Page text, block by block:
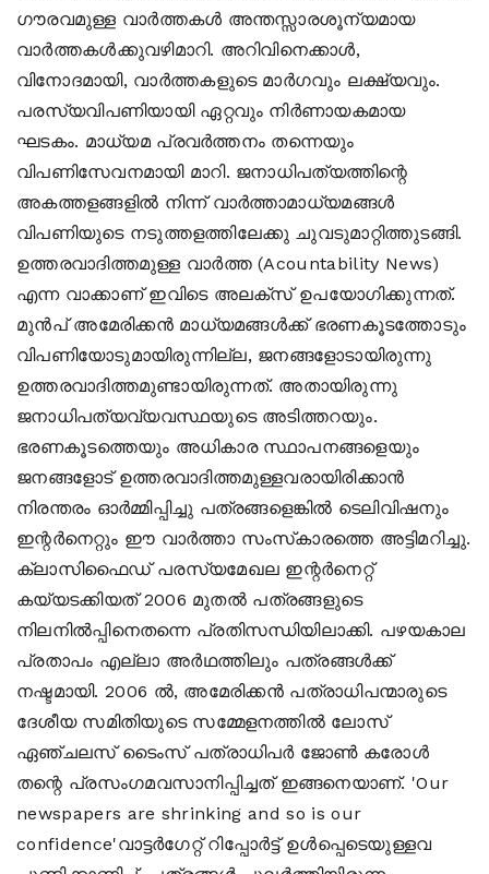
ഗൗരവമുള്ള വാര്‍ത്തകള്‍ അന്തസ്സാരശൂന്യമായ
വാര്‍ത്തകള്‍ക്കുവഴിമാറി. അറിവിനെക്കാള്‍,
വിനോദമായി, വാര്‍ത്തകളുടെ മാര്‍ഗവും ലക്ഷ്യവും.
പരസ്യവിപണിയായി ഏറ്റവും നിര്‍ണായകമായ
ഘടകം. മാധ്യമ പ്രവര്‍ത്തനം തന്നെയും
വിപണിസേവനമായി മാറി. ജനാധിപത്യത്തിന്റെ
അകത്തളങ്ങളില്‍ നിന്ന് വാര്‍ത്താമാധ്യമങ്ങള്‍
വിപണിയുടെ നടുത്തളത്തിലേക്കു ചുവടുമാറ്റിത്തുടങ്ങി.
ഉത്തരവാദിത്തമുള്ള വാര്‍ത്ത (Acountability News)
എന്ന വാക്കാണ് ഇവിടെ അലക്‌സ് ഉപയോഗിക്കുന്നത്.
മുന്‍പ് അമേരിക്കന്‍ മാധ്യമങ്ങള്‍ക്ക് ഭരണകൂടത്തോടും
വിപണിയോടുമായിരുന്നില്ല, ജനങ്ങളോടായിരുന്നു
ഉത്തരവാദിത്തമുണ്ടായിരുന്നത്. അതായിരുന്നു
ജനാധിപത്യവ്യവസ്ഥയുടെ അടിത്തറയും.
ഭരണകൂടത്തെയും അധികാര സ്ഥാപനങ്ങളെയും
ജനങ്ങളോട് ഉത്തരവാദിത്തമുള്ളവരായിരിക്കാന്‍
നിരന്തരം ഓര്‍മ്മിപ്പിച്ചു പത്രങ്ങളെങ്കില്‍ ടെലിവിഷനും
ഇന്റര്‍നെറ്റും ഈ വാര്‍ത്താ സംസ്‌കാരത്തെ അട്ടിമറിച്ചു.
ക്ലാസിഫൈഡ് പരസ്യമേഖല ഇന്റര്‍നെറ്റ്
കയ്യടക്കിയത് 2006 മുതല്‍ പത്രങ്ങളുടെ
നിലനില്‍പ്പിനെതന്നെ പ്രതിസന്ധിയിലാക്കി. പഴയകാല
പ്രതാപം എല്ലാ അര്‍ഥത്തിലും പത്രങ്ങള്‍ക്ക്
നഷ്ടമായി. 2006 ല്‍, അമേരിക്കന്‍ പത്രാധിപന്മാരുടെ
ദേശീയ സമിതിയുടെ സമ്മേളനത്തില്‍ ലോസ്
ഏഞ്ചലസ് ടൈംസ് പത്രാധിപര്‍ ജോണ്‍ കരോള്‍
തന്റെ പ്രസംഗമവസാനിപ്പിച്ചത് ഇങ്ങനെയാണ്. 'Our
newspapers are shrinking and so is our
confidence'വാട്ടര്‍ഗേറ്റ് റിപ്പോര്‍ട്ട് ഉള്‍പ്പെടെയുള്ളവ